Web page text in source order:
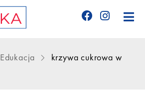
Edukacja
krzywa cukrowa w